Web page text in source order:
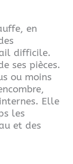
en
difficile.
ses pièces.
ou moins
Elle
les
et des